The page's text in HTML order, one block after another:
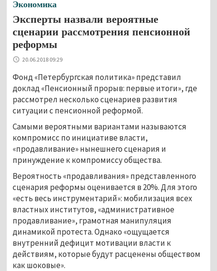
Экономика
Эксперты назвали вероятные
сценарии рассмотрения пенсионной
реформы
20.06.2018 09:29
Фонд «Петербургская политика» представил
доклад «Пенсионный прорыв: первые итоги», где
рассмотрел несколько сценариев развития
ситуации с пенсионной реформой.
Самыми вероятными вариантами называются
компромисс по инициативе власти,
«продавливание» нынешнего сценария и
принуждение к компромиссу общества.
Вероятность «продавливания» представленного
сценария реформы оценивается в 20%. Для этого
«есть весь инструментарий»: мобилизация всех
властных институтов, «административное
продавливание», грамотная манипуляция
динамикой протеста. Однако «ощущается
внутренний дефицит мотивации власти к
действиям, которые будут расценены обществом
как шоковые».